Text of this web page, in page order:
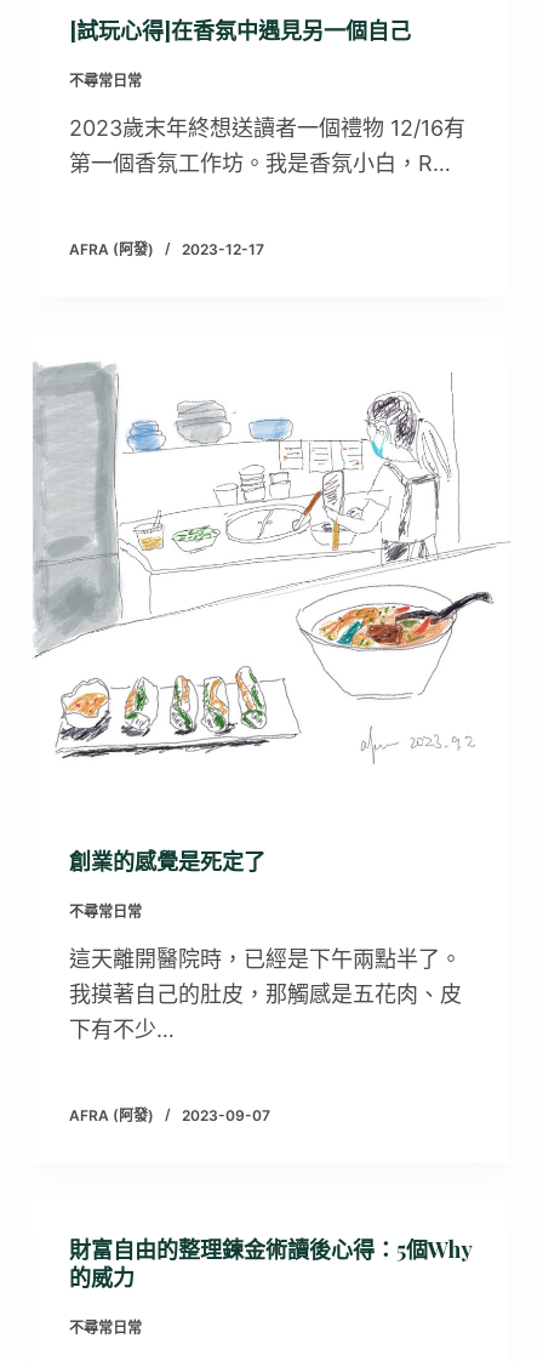
[試玩心得]在香氛中遇見另一個自己
不尋常日常
2023歲末年終想送讀者一個禮物 12/16有
第一個香氛工作坊。我是香氛小白，R…
AFRA (阿發) 2023-12-17
創業的感覺是死定了
不尋常日常
這天離開醫院時，已經是下午兩點半了。
我摸著自己的肚皮，那觸感是五花肉、皮
下有不少…
AFRA (阿發) 2023-09-07
財富自由的整理鍊金術讀後心得：5個Why
的威力
不尋常日常